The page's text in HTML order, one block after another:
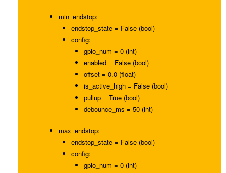
min_endstop:
endstop_state = False (bool)
config:
gpio_num = 0 (int)
enabled = False (bool)
offset = 0.0 (float)
is_active_high = False (bool)
pullup = True (bool)
debounce_ms = 50 (int)
max_endstop:
endstop_state = False (bool)
config:
gpio_num = 0 (int)